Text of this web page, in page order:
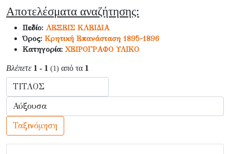
Αποτελέσματα αναζήτησης:
Πεδίο: ΛΕΞΕΙΣ ΚΛΕΙΔΙΑ
Όρος: Κρητική Επανάσταση 1895-1896
Κατηγορία:ΧΕΙΡΟΓΡΑΦΟ ΥΛΙΚΟ
Βλέπετε 1 - 1 (1) από τα 1
Ταξινόμηση